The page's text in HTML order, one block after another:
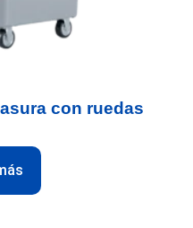
con ruedas